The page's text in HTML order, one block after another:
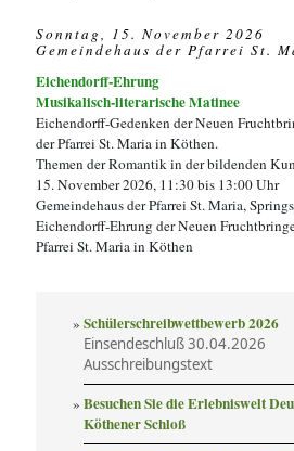
Sonntag, 15. November 2026
Gemeindehaus der Pfarrei St.
Eichendorff-Ehrung
Musikalisch-literarische Matinee
Eichendorff-Gedenken der Neuen
der Pfarrei St. Maria in Köthen.
Themen der Romantik in der bildenden
15. November 2026, 11:30 bis 13:00 Uhr
Gemeindehaus der Pfarrei St. Maria,
Eichendorff-Ehrung der Neuen
Pfarrei St. Maria in Köthen
Schülerschreibwettbewerb 2026
Einsendeschluß 30.04.2026
Ausschreibungstext
Besuchen Sie die Erlebniswelt
Köthener Schloß